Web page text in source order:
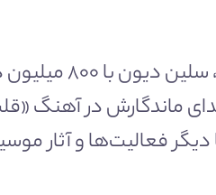
به عنوان
۱۹۹۷ می‌شناسند، اما دیگر